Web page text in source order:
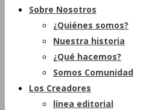
Sobre Nosotros
¿Quiénes somos?
Nuestra historia
¿Qué hacemos?
Somos Comunidad
Los Creadores
línea editorial